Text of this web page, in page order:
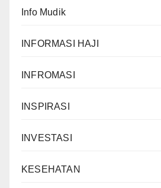
Info Mudik
INFORMASI HAJI
INFROMASI
INSPIRASI
INVESTASI
KESEHATAN